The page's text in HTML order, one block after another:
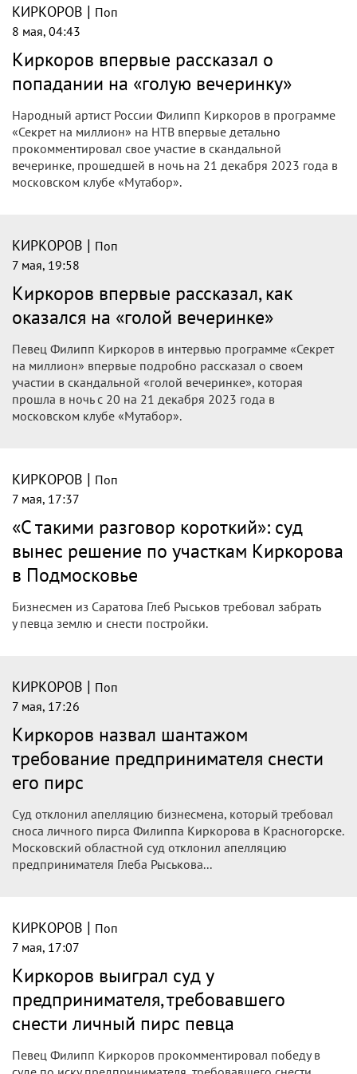
КИРКОРОВ | Поп
8 мая, 04:43
Киркоров впервые рассказал о
попадании на «голую вечеринку»
Народный артист России Филипп Киркоров в программе
«Секрет на миллион» на НТВ впервые детально
прокомментировал свое участие в скандальной
вечеринке, прошедшей в ночь на 21 декабря 2023 года в
московском клубе «Мутабор».
КИРКОРОВ | Поп
7 мая, 19:58
Киркоров впервые рассказал, как
оказался на «голой вечеринке»
Певец Филипп Киркоров в интервью программе «Секрет
на миллион» впервые подробно рассказал о своем
участии в скандальной «голой вечеринке», которая
прошла в ночь с 20 на 21 декабря 2023 года в
московском клубе «Мутабор».
КИРКОРОВ | Поп
7 мая, 17:37
«С такими разговор короткий»: суд
вынес решение по участкам Киркорова
в Подмосковье
Бизнесмен из Саратова Глеб Рыськов требовал забрать
у певца землю и снести постройки.
КИРКОРОВ | Поп
7 мая, 17:26
Киркоров назвал шантажом
требование предпринимателя снести
его пирс
Суд отклонил апелляцию бизнесмена, который требовал
сноса личного пирса Филиппа Киркорова в Красногорске.
Московский областной суд отклонил апелляцию
предпринимателя Глеба Рыськова...
КИРКОРОВ | Поп
7 мая, 17:07
Киркоров выиграл суд у
предпринимателя, требовавшего
снести личный пирс певца
Певец Филипп Киркоров прокомментировал победу в